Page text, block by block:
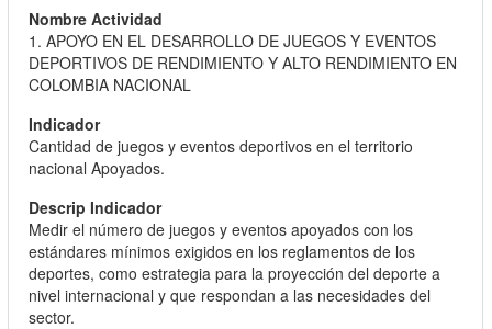
1. APOYO EN EL DESARROLLO DE JUEGOS Y EVENTOS
DEPORTIVOS DE RENDIMIENTO Y ALTO RENDIMIENTO EN
COLOMBIA NACIONAL
Cantidad de juegos y eventos deportivos en el territorio
nacional Apoyados.
Medir el número de juegos y eventos apoyados con los
estándares mínimos exigidos en los reglamentos de los
deportes, como estrategia para la proyección del deporte a
nivel internacional y que respondan a las necesidades del
sector.